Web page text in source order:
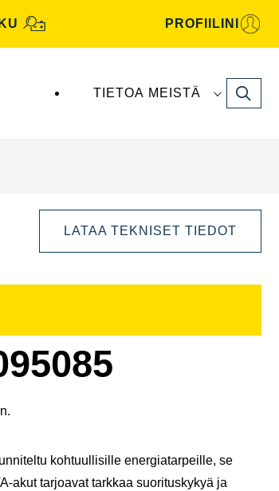
PROFIILINI
TIETOA MEISTÄ Search
LATAA TEKNISET TIEDOT
kohtuullisille energiatarpeille, se
akut tarjoavat tarkkaa suorituskykyä ja